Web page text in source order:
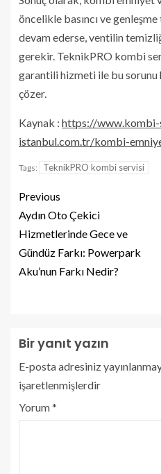
öncelikle basıncı ve
devam ederse, ventilin
gerekir. TeknikPRO kombi
garantili hizmeti ile bu sorunu
çözer.
Kaynak : https://www.kombi-
istanbul.com.tr/kombi-
Tags: TeknikPRO kombi servisi
Previous
Aydın Oto Çekici
Hizmetlerinde Gece ve
Gündüz Farkı: Powerpark
Aku’nun Farkı Nedir?
Bir yanıt yazın
E-posta adresiniz
işaretlenmişlerdir
Yorum*